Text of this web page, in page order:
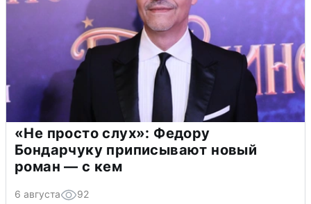
«Не просто слух»: Федору
Бондарчуку приписывают новый
роман — с кем
6 августа 92